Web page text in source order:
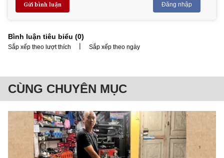
Gửi bình luận Đăng nhập
Bình luận tiêu biểu (0)
Sắp xếp theo lượt thích | Sắp xếp theo ngày
CÙNG CHUYÊN MỤC